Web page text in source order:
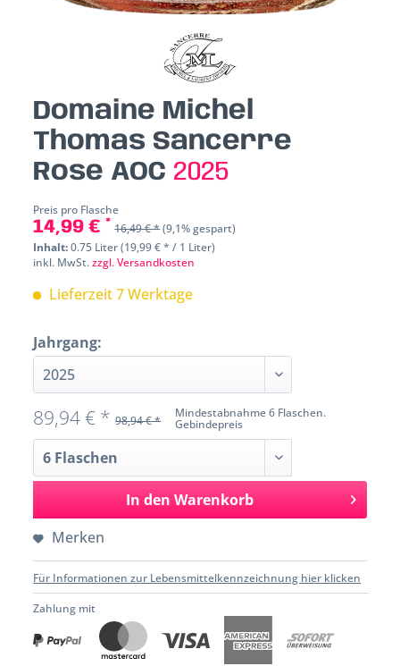
Domaine Michel
Thomas Sancerre
Rose AOC 2025
Preis pro Flasche
14,99 € * 16,49 € *(9,1% gespart)
Inhalt:0.75 Liter (19,99 € * / 1 Liter)
inkl. MwSt.zzgl. Versandkosten
Lieferzeit 7 Werktage
Jahrgang:
Mindestabnahme 6 Flaschen.
Gebindepreis
89,94 € * 98,94 € *
In den Warenkorb
Merken
Für Informationen zur Lebensmittelkennzeichnung hier klicken
Zahlung mit